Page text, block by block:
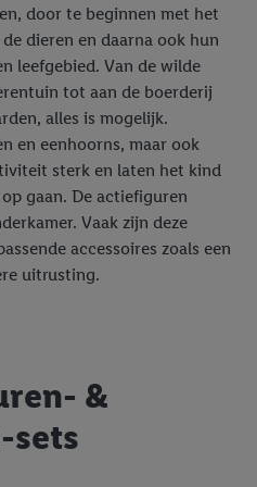
door te beginnen met het
dieren en daarna ook hun
leefgebied. Van de wilde
tot aan de boerderij
alles is mogelijk.
en eenhoorns, maar ook
sterk en laten het kind
gaan. De actiefiguren
Vaak zijn deze
accessoires zoals een
uitrusting.
&
sets